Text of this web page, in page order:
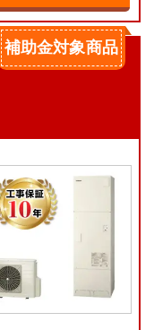
補助金対象商品